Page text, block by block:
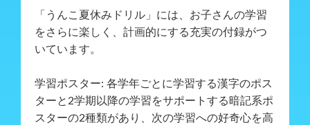
「うんこ夏休みドリル」には、お子さんの学習
をさらに楽しく、計画的にする充実の付録がつ
いています。
学習ポスター: 各学年ごとに学習する漢字のポス
ターと2学期以降の学習をサポートする暗記系ポ
スターの2種類があり、次の学習への好奇心を高